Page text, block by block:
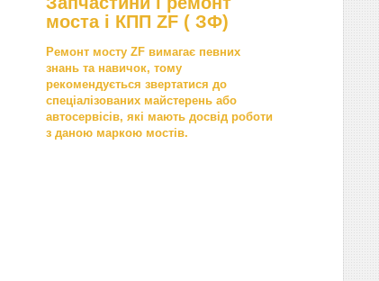
моста і КПП ZF ( ЗФ)
Ремонт мосту ZF вимагає певних
знань та навичок, тому
рекомендується звертатися до
спеціалізованих майстерень або
автосервісів, які мають досвід роботи
з даною маркою мостів.